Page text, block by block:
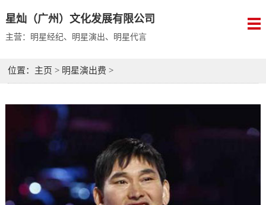
星灿（广州）文化发展有限公司
主营：明星经纪、明星演出、明星代言
位置： 主页 > 明星演出费 >